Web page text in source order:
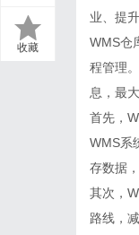
收藏
业、提
WMS仓
程管理
息，最
首先，
WMS系
存数据
其次，
路线，